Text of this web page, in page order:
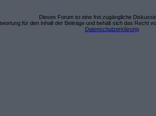
Dieses Forum ist eine frei zugängliche
für den Inhalt der Beiträge und behält sich das Recht
Datenschutzerklärung